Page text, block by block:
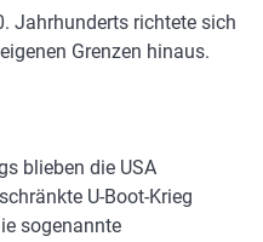
Jahrhunderts richtete sich
Grenzen hinaus.
blieben die USA
U-Boot-Krieg
sogenannte